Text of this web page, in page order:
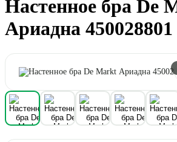
Настенное бра De
Ариадна 450028801